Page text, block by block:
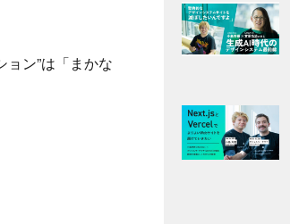
ン”は「まかな